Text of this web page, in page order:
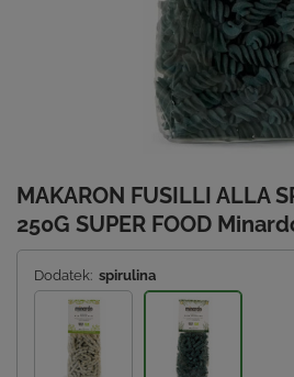
MAKARON FUSILLI ALLA
250G SUPER FOOD
Dodatek: spirulina